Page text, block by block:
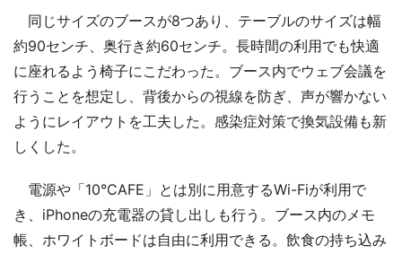
同じサイズのブースが8つあり、テーブルのサイズは幅
約90センチ、奥行き約60センチ。長時間の利用でも快適
に座れるよう椅子にこだわった。ブース内でウェブ会議を
行うことを想定し、背後からの視線を防ぎ、声が響かない
ようにレイアウトを工夫した。感染症対策で換気設備も新
しくした。
電源や「10°CAFE」とは別に用意するWi-Fiが利用で
き、iPhoneの充電器の貸し出しも行う。ブース内のメモ
帳、ホワイトボードは自由に利用できる。飲食の持ち込み